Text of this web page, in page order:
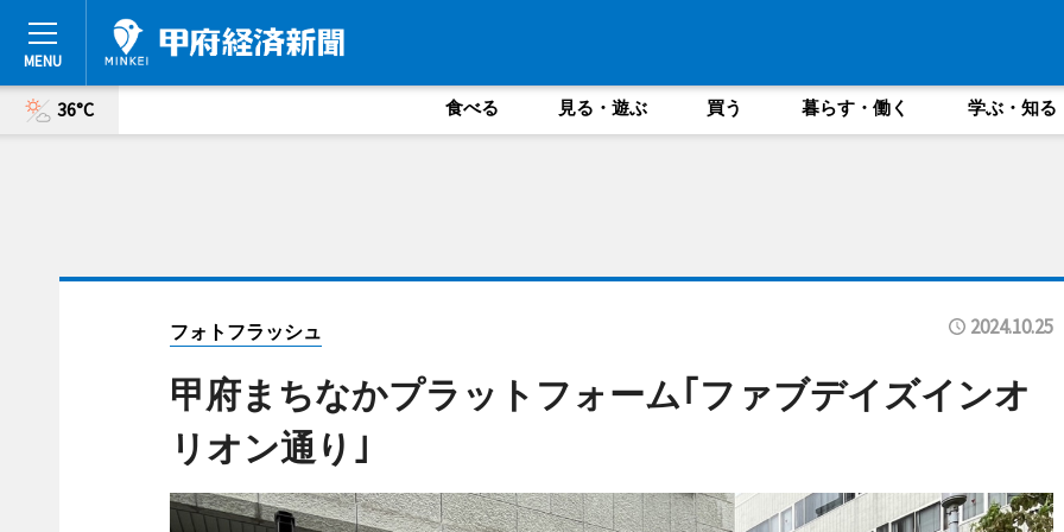
36°C 食べる 見る・遊ぶ 買う 暮らす・働く 学ぶ・知る
フォトフラッシュ 2024.10.25
甲府まちなかプラットフォーム｢ファブデイズインオ
リオン通り｣